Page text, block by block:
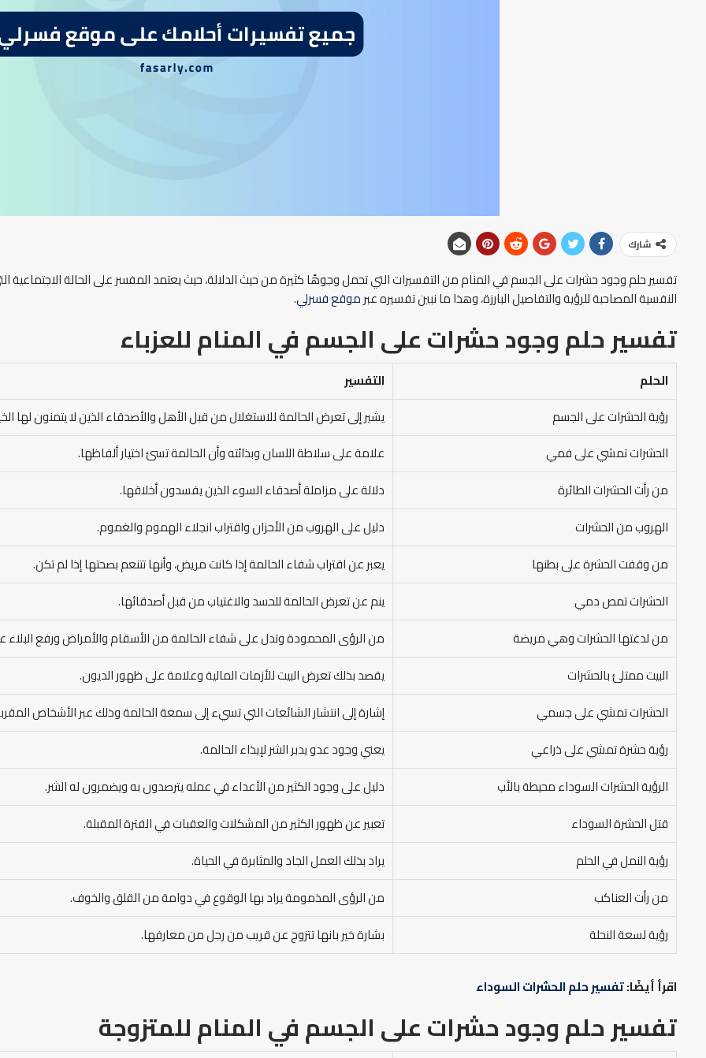
شارك
تفسير حلم وجود حشرات على الجسم في المنام من التفسيرات التي تحمل وجوهًا كثيرة من حيث الدلالة، حيث يعتمد المفسر على الحالة الاجتماعية
النفسية المصاحبة للرؤية والتفاصيل البارزة، وهذا ما نبين تفسيره عبرموقع فسرلي.
تفسير حلم وجود حشرات على الجسم في المنامللعزباء
الحلم
التفسير
رؤية الحشرات على الجسم
يشير إلى تعرض الحالمة للاستغلال من قبل الأهل والأصدقاء الذين لا يتمنون لها
الحشرات تمشي على فمي
علامة على سلاطة اللسان وبذائته وأن الحالمة تسئ اختيار ألفاظها.
من رأت الحشرات الطائرة
دلالة على مزاملة أصدقاء السوء الذين يفسدون أخلاقها.
الهروب من الحشرات
دليل على الهروب من الأحزان واقتراب انجلاء الهموم والغموم.
من وقفت الحشرة على بطنها
يعبر عن اقتراب شفاء الحالمة إذا كانت مريض، وأنها تتنعم بصحتها إذا لم تكن.
الحشرات تمص دمي
ينم عن تعرض الحالمة للحسد والاغتياب من قبل أصدقائها.
من لدغتها الحشرات وهي مريضة
من الرؤى المحمودة وتدل على شفاء الحالمة من الأسقام والأمراض ورفع البلاء
البيت ممتلئ بالحشرات
يقصد بذلك تعرض البيت للأزمات المالية وعلامة على ظهور الديون.
الحشرات تمشي على جسمي
إشارة إلى انتشار الشائعات التي تسيء إلى سمعة الحالمة وذلك عبر الأشخاص
رؤية حشرة تمشي على ذراعي
يعني وجود عدو يدبر الشر لإيذاء الحالمة.
الرؤية الحشرات السوداء محيطة بالأب
دليل على وجود الكثير من الأعداء في عمله يترصدون به ويضمرون له الشر.
قتل الحشرة السوداء
تعبير عن ظهور الكثير من المشكلات والعقبات في الفترة المقبلة.
رؤية النمل في الحلم
يراد بذلك العمل الجاد والمثابرة في الحياة.
من رأت العناكب
من الرؤى المذمومة يراد بها الوقوع في دوامة من القلق والخوف.
رؤية لسعة النحلة
بشارة خير بانها تتزوج عن قريب من رجل من معارفها.
اقرأ أيضًا:تفسير حلم الحشرات السوداء
تفسير حلم وجود حشرات على الجسم في المنام للمتزوجة